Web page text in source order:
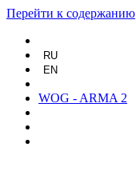
Перейти к содержанию
RU
EN
WOG - ARMA 2